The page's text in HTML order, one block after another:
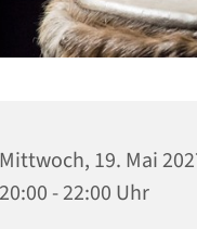
Mittwoch, 19. Mai
20:00 - 22:00 Uhr